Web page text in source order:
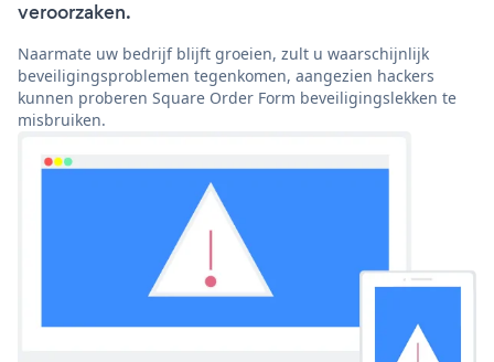
veroorzaken.
Naarmate uw bedrijf blijft groeien, zult u waarschijnlijk
beveiligingsproblemen tegenkomen, aangezien hackers
kunnen proberen Square Order Form beveiligingslekken te
misbruiken.